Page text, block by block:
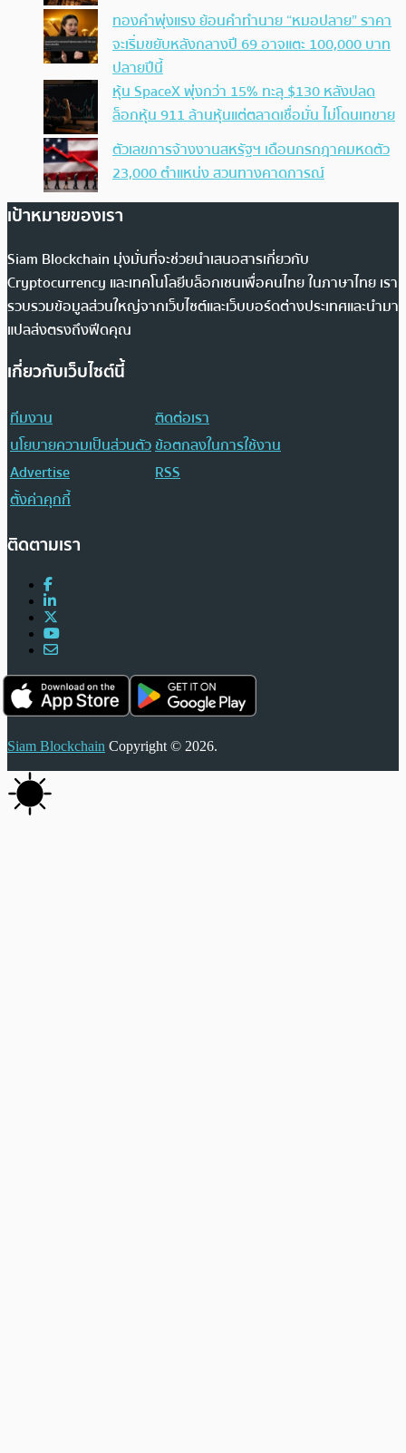
ทองคำพุ่งแรง ย้อนคำทำนาย “หมอปลาย” ราคา
จะเริ่มขยับหลังกลางปี 69 อาจแตะ 100,000 บาท
ปลายปีนี้
หุ้น SpaceX พุ่งกว่า 15% ทะลุ $130 หลังปลด
ล็อกหุ้น 911 ล้านหุ้นแต่ตลาดเชื่อมั่น ไม่โดนเทขาย
ตัวเลขการจ้างงานสหรัฐฯ เดือนกรกฎาคมหดตัว
23,000 ตำแหน่ง สวนทางคาดการณ์
เป้าหมายของเรา
Siam Blockchain มุ่งมั่นที่จะช่วยนำเสนอสารเกี่ยวกับ
Cryptocurrency และเทคโนโลยีบล็อกเชนเพื่อคนไทย ในภาษาไทย เรา
รวบรวมข้อมูลส่วนใหญ่จากเว็บไซต์และเว็บบอร์ดต่างประเทศและนำมา
แปลส่งตรงถึงฟีดคุณ
เกี่ยวกับเว็บไซต์นี้
ทีมงาน
ติดต่อเรา
นโยบายความเป็นส่วนตัวข้อตกลงในการใช้งาน
Advertise
RSS
ตั้งค่าคุกกี้
ติดตามเรา
Siam Blockchain Copyright © 2026.